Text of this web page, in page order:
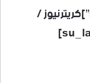
[su_label type=”warning”]كريترنيوز /